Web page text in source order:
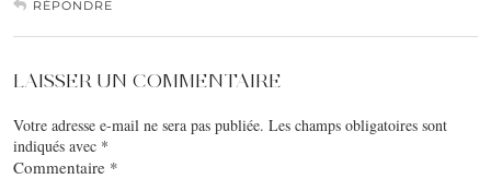
RÉPONDRE
LAISSER UN COMMENTAIRE
Votre adresse e-mail ne sera pas publiée. Les champs obligatoires sont
indiqués avec *
Commentaire *